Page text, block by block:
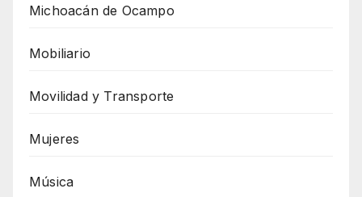
Michoacán de Ocampo
Mobiliario
Movilidad y Transporte
Mujeres
Música